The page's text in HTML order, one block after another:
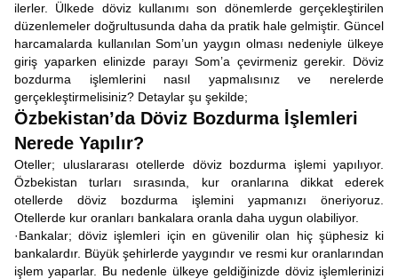
ilerler. Ülkede döviz kullanımı son dönemlerde gerçekleştirilen
düzenlemeler doğrultusunda daha da pratik hale gelmiştir. Güncel
harcamalarda kullanılan Som’un yaygın olması nedeniyle ülkeye
giriş yaparken elinizde parayı Som’a çevirmeniz gerekir. Döviz
bozdurma işlemlerini nasıl yapmalısınız ve nerelerde
gerçekleştirmelisiniz? Detaylar şu şekilde;
Özbekistan’da Döviz Bozdurma İşlemleri
Nerede Yapılır?
Oteller; uluslararası otellerde döviz bozdurma işlemi yapılıyor.
Özbekistan turları sırasında, kur oranlarına dikkat ederek
otellerde döviz bozdurma işlemini yapmanızı öneriyoruz.
Otellerde kur oranları bankalara oranla daha uygun olabiliyor.
·Bankalar; döviz işlemleri için en güvenilir olan hiç şüphesiz ki
bankalardır. Büyük şehirlerde yaygındır ve resmi kur oranlarından
işlem yaparlar. Bu nedenle ülkeye geldiğinizde döviz işlemlerinizi